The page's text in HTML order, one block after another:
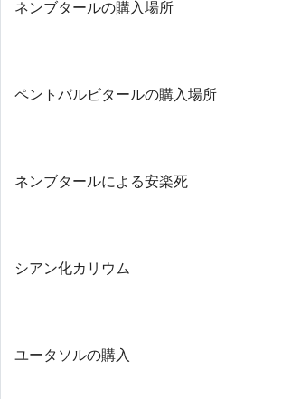
ネンブタールの購入場所
ペントバルビタールの購入場所
ネンブタールによる安楽死
シアン化カリウム
ユータソルの購入